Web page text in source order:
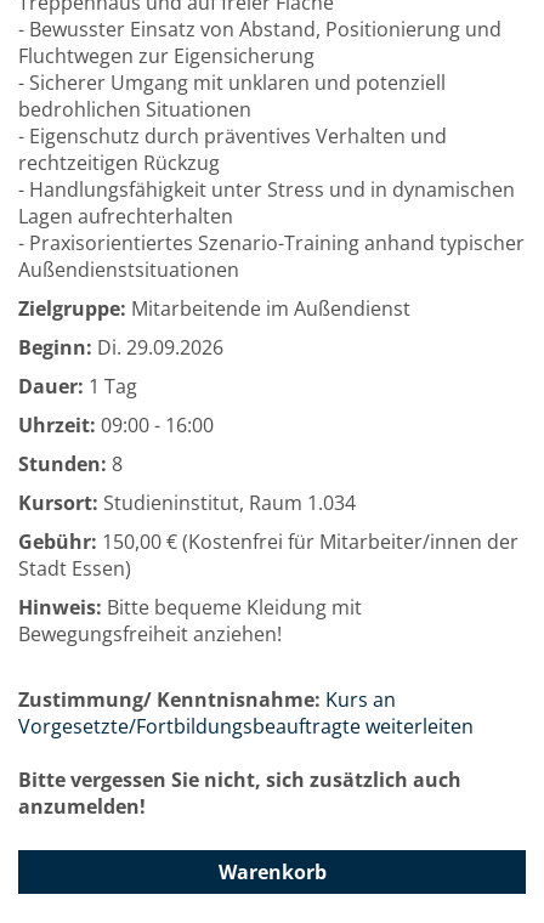
- Bewusster Einsatz von Abstand, Positionierung und
Fluchtwegen zur Eigensicherung
- Sicherer Umgang mit unklaren und potenziell
bedrohlichen Situationen
- Eigenschutz durch präventives Verhalten und
rechtzeitigen Rückzug
- Handlungsfähigkeit unter Stress und in dynamischen
Lagen aufrechterhalten
- Praxisorientiertes Szenario-Training anhand typischer
Außendienstsituationen
Zielgruppe: Mitarbeitende im Außendienst
Beginn: Di. 29.09.2026
Dauer: 1 Tag
Uhrzeit: 09:00 - 16:00
Stunden: 8
Kursort: Studieninstitut, Raum 1.034
Gebühr: 150,00 € (Kostenfrei für Mitarbeiter/innen der
Stadt Essen)
Hinweis: Bitte bequeme Kleidung mit
Bewegungsfreiheit anziehen!
Zustimmung/ Kenntnisnahme: Kurs an
Vorgesetzte/Fortbildungsbeauftragte weiterleiten
Bitte vergessen Sie nicht, sich zusätzlich auch
anzumelden!
Warenkorb